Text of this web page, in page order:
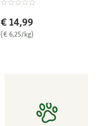
€ 14,99
(€ 6,25/kg)